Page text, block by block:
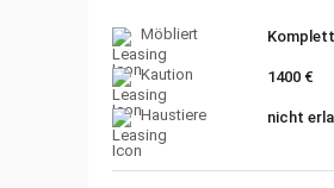
Möbliert
Kaution 1400 €
Haustiere nicht